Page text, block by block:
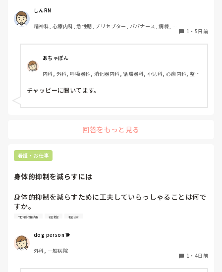
皆さんは看護記録を効率よく作成するために工夫しているこ
とはありますか。
しんRN
精神科, 心療内科, 急性期, プリセプター, パパナース, 病棟, 老
1 ・ 5日前
あちゃぽん
内科, 外科, 呼吸器科, 消化器内科, 循環器科, 小児科, 心療内科, 整形
合診療科, 救急科, 超急性期, ICU, CCU, HCU, その他の科, ママナー
ス, 外来, 神経内科, 脳神経外科, NICU, 消化器外科, 一般病院, 慢性
チャッピーに聞いてます。
回答をもっと見る
看護・お仕事
身体的抑制を減らすには
身体的抑制を減らすために工夫していらっしゃることは何で
すか。
認知症の患者さんが多く入院しておられることも影響し、身
正看護師 病院 病棟
dog person 🐕
外科, 一般病院
1 ・ 4日前